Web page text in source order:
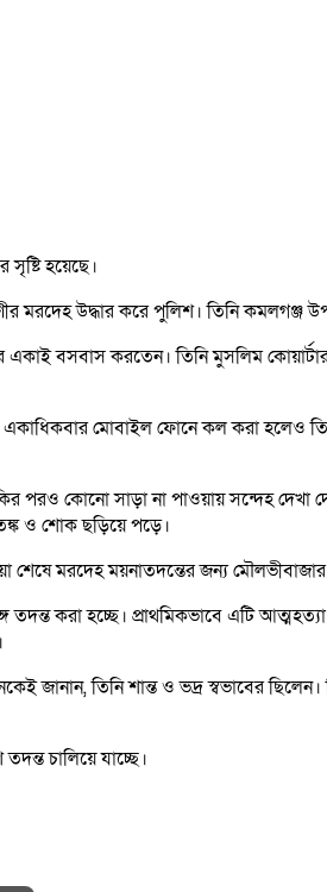
হয়েছে।
উদ্ধার করে পুলিশ। তিনি কমলগঞ্জ
একাই বসবাস করতেন। তিনি মুসলিম
মোবাইল ফোনে কল করা হলেও
কোনো সাড়া না পাওয়ায় সন্দেহ দেখা
ও শোক ছড়িয়ে পড়ে।
মরদেহ ময়নাতদন্তের জন্য
তদন্ত করা হচ্ছে। প্রাথমিকভাবে এটি
জানান, তিনি শান্ত ও ভদ্র স্বভাবের
চালিয়ে যাচ্ছে।